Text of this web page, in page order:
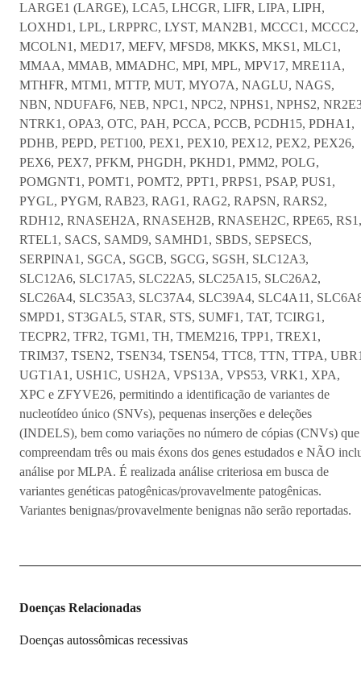
LARGE1 (LARGE), LCA5, LHCGR, LIFR, LIPA, LIPH,
LOXHD1, LPL, LRPPRC, LYST, MAN2B1, MCCC1, MCCC2,
MCOLN1, MED17, MEFV, MFSD8, MKKS, MKS1, MLC1,
MMAA, MMAB, MMADHC, MPI, MPL, MPV17, MRE11A,
MTHFR, MTM1, MTTP, MUT, MYO7A, NAGLU, NAGS,
NBN, NDUFAF6, NEB, NPC1, NPC2, NPHS1, NPHS2,
NTRK1, OPA3, OTC, PAH, PCCA, PCCB, PCDH15, PDHA1,
PDHB, PEPD, PET100, PEX1, PEX10, PEX12, PEX2, PEX26,
PEX6, PEX7, PFKM, PHGDH, PKHD1, PMM2, POLG,
POMGNT1, POMT1, POMT2, PPT1, PRPS1, PSAP, PUS1,
PYGL, PYGM, RAB23, RAG1, RAG2, RAPSN, RARS2,
RDH12, RNASEH2A, RNASEH2B, RNASEH2C, RPE65, RS1,
RTEL1, SACS, SAMD9, SAMHD1, SBDS, SEPSECS,
SERPINA1, SGCA, SGCB, SGCG, SGSH, SLC12A3,
SLC12A6, SLC17A5, SLC22A5, SLC25A15, SLC26A2,
SLC26A4, SLC35A3, SLC37A4, SLC39A4, SLC4A11,
SMPD1, ST3GAL5, STAR, STS, SUMF1, TAT, TCIRG1,
TECPR2, TFR2, TGM1, TH, TMEM216, TPP1, TREX1,
TRIM37, TSEN2, TSEN34, TSEN54, TTC8, TTN, TTPA,
UGT1A1, USH1C, USH2A, VPS13A, VPS53, VRK1, XPA,
XPC e ZFYVE26, permitindo a identificação de variantes de
nucleotídeo único (SNVs), pequenas inserções e deleções
(INDELS), bem como variações no número de cópias (CNVs) que
compreendam três ou mais éxons dos genes estudados e NÃO
análise por MLPA. É realizada análise criteriosa em busca de
variantes genéticas patogênicas/provavelmente patogênicas.
Variantes benignas/provavelmente benignas não serão reportadas.
Doenças Relacionadas
Doenças autossômicas recessivas